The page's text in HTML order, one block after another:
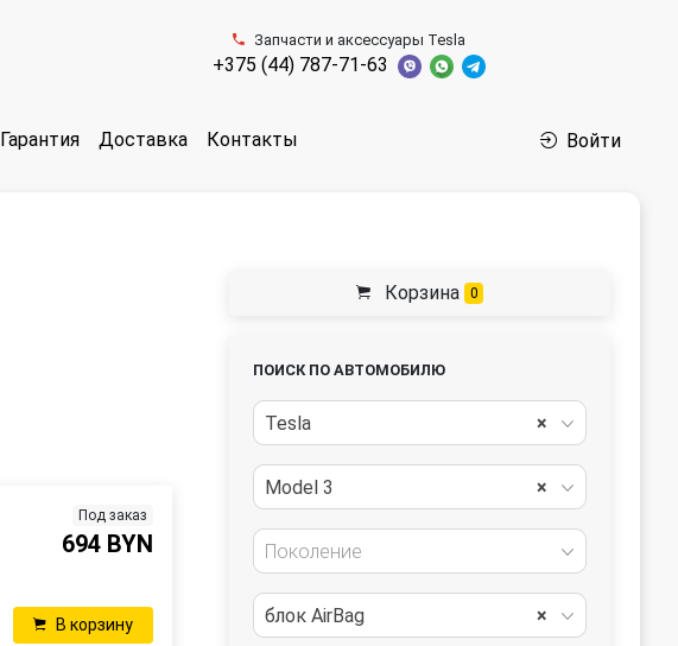
Запчасти и аксессуары Tesla
+375 (44) 787-71-63
Гарантия Доставка Контакты Войти
Под заказ
694 BYN
В корзину
Корзина 0
ПОИСК ПО АВТОМОБИЛЮ
×
Tesla
×
Model 3
Поколение
×
блок AirBag